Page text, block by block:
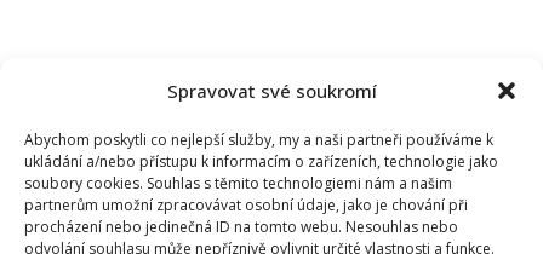
Spravovat své soukromí
Abychom poskytli co nejlepší služby, my a naši partneři používáme k
ukládání a/nebo přístupu k informacím o zařízeních, technologie jako
soubory cookies. Souhlas s těmito technologiemi nám a našim
partnerům umožní zpracovávat osobní údaje, jako je chování při
procházení nebo jedinečná ID na tomto webu. Nesouhlas nebo
odvolání souhlasu může nepříznivě ovlivnit určité vlastnosti a funkce.